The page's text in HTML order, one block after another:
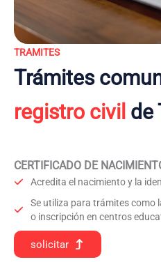
TRAMITES
Trámites
registro civil de
CERTIFICADO DE
Acredita el nacimiento y la
Se utiliza para trámites como
o inscripción en centros
solicitar